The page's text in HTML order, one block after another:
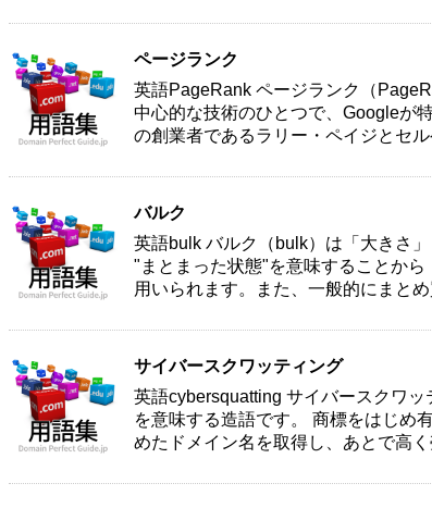
ページランク
英語PageRank ページランク（
中心的な技術のひとつで、Googleが
の創業者であるラリー・ペイジとセ
バルク
英語bulk バルク（bulk）は「大きさ
"まとまった状態"を意味することか
用いられます。また、一般的にまとめ
サイバースクワッティング
英語cybersquatting サイバースクワ
を意味する造語です。 商標をはじめ
めたドメイン名を取得し、あとで高